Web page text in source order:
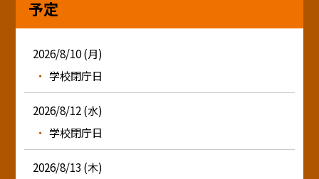
予定
2026/8/10 (月)
学校閉庁日
2026/8/12 (水)
学校閉庁日
2026/8/13 (木)